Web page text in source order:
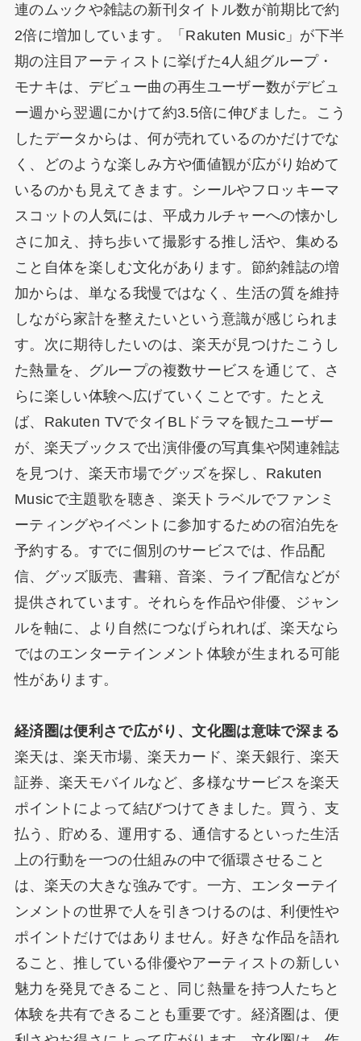
連のムックや雑誌の新刊タイトル数が前期比で約
2倍に増加しています。「Rakuten Music」が下半
期の注目アーティストに挙げた4人組グループ・
モナキは、デビュー曲の再生ユーザー数がデビュ
ー週から翌週にかけて約3.5倍に伸びました。こう
したデータからは、何が売れているのかだけでな
く、どのような楽しみ方や価値観が広がり始めて
いるのかも見えてきます。シールやフロッキーマ
スコットの人気には、平成カルチャーへの懐かし
さに加え、持ち歩いて撮影する推し活や、集める
こと自体を楽しむ文化があります。節約雑誌の増
加からは、単なる我慢ではなく、生活の質を維持
しながら家計を整えたいという意識が感じられま
す。次に期待したいのは、楽天が見つけたこうし
た熱量を、グループの複数サービスを通じて、さ
らに楽しい体験へ広げていくことです。たとえ
ば、Rakuten TVでタイBLドラマを観たユーザー
が、楽天ブックスで出演俳優の写真集や関連雑誌
を見つけ、楽天市場でグッズを探し、Rakuten
Musicで主題歌を聴き、楽天トラベルでファンミ
ーティングやイベントに参加するための宿泊先を
予約する。すでに個別のサービスでは、作品配
信、グッズ販売、書籍、音楽、ライブ配信などが
提供されています。それらを作品や俳優、ジャン
ルを軸に、より自然につなげられれば、楽天なら
ではのエンターテインメント体験が生まれる可能
性があります。
経済圏は便利さで広がり、文化圏は意味で深まる
楽天は、楽天市場、楽天カード、楽天銀行、楽天
証券、楽天モバイルなど、多様なサービスを楽天
ポイントによって結びつけてきました。買う、支
払う、貯める、運用する、通信するといった生活
上の行動を一つの仕組みの中で循環させること
は、楽天の大きな強みです。一方、エンターテイ
ンメントの世界で人を引きつけるのは、利便性や
ポイントだけではありません。好きな作品を語れ
ること、推している俳優やアーティストの新しい
魅力を発見できること、同じ熱量を持つ人たちと
体験を共有できることも重要です。経済圏は、便